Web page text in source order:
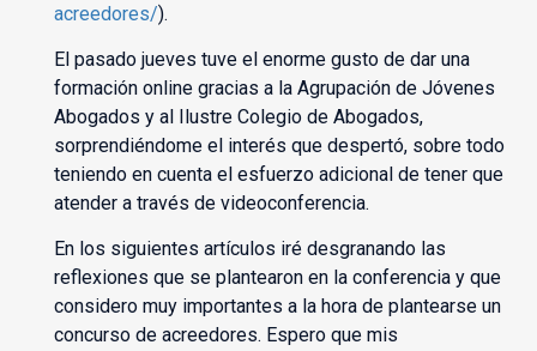
acreedores/).
El pasado jueves tuve el enorme gusto de dar una
formación online gracias a la Agrupación de Jóvenes
Abogados y al Ilustre Colegio de Abogados,
sorprendiéndome el interés que despertó, sobre todo
teniendo en cuenta el esfuerzo adicional de tener que
atender a través de videoconferencia.
En los siguientes artículos iré desgranando las
reflexiones que se plantearon en la conferencia y que
considero muy importantes a la hora de plantearse un
concurso de acreedores. Espero que mis